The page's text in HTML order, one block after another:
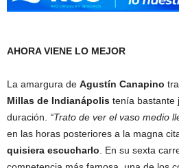
AHORA VIENE LO MEJOR
La amargura de Agustín Canapino
Millas de Indianápolis tenía bastante
duración. “Trato de ver el vaso medio
en las horas posteriores a la magna
quisiera escucharlo. En su sexta